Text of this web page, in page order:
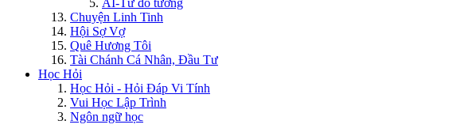
Chuyện Linh Tinh
Hội Sợ Vợ
Quê Hương Tôi
Tài Chánh Cá Nhân, Đầu Tư
Học Hỏi
Học Hỏi - Hỏi Ðáp Vi Tính
Vui Học Lập Trình
Ngôn ngữ học